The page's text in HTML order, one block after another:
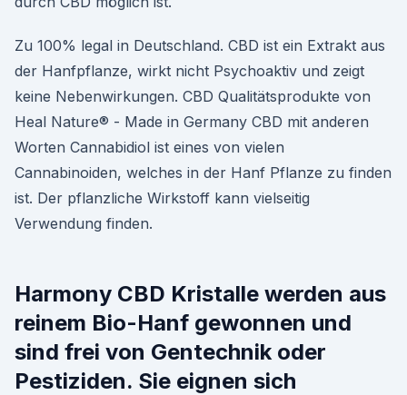
Zu 100% legal in Deutschland. CBD ist ein Extrakt aus
der Hanfpflanze, wirkt nicht Psychoaktiv und zeigt
keine Nebenwirkungen. CBD Qualitätsprodukte von
Heal Nature® - Made in Germany CBD mit anderen
Worten Cannabidiol ist eines von vielen
Cannabinoiden, welches in der Hanf Pflanze zu finden
ist. Der pflanzliche Wirkstoff kann vielseitig
Verwendung finden.
Harmony CBD Kristalle werden aus
reinem Bio-Hanf gewonnen und
sind frei von Gentechnik oder
Pestiziden. Sie eignen sich